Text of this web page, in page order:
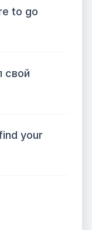
to go
свой
your